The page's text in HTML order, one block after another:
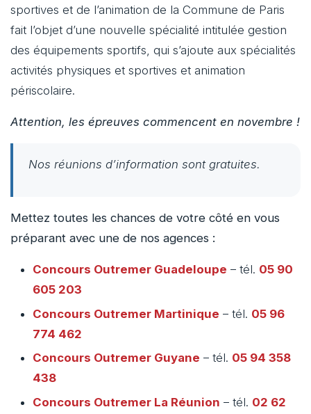
sportives et de l’animation de la Commune de Paris
fait l’objet d’une nouvelle spécialité intitulée gestion
des équipements sportifs, qui s’ajoute aux spécialités
activités physiques et sportives et animation
périscolaire.
Attention, les épreuves commencent en novembre !
Nos réunions d’information sont gratuites.
Mettez toutes les chances de votre côté en vous
préparant avec une de nos agences :
Concours Outremer Guadeloupe – tél. 05 90
605 203
Concours Outremer Martinique – tél. 05 96
774 462
Concours Outremer Guyane – tél. 05 94 358
438
Concours Outremer La Réunion – tél. 02 62